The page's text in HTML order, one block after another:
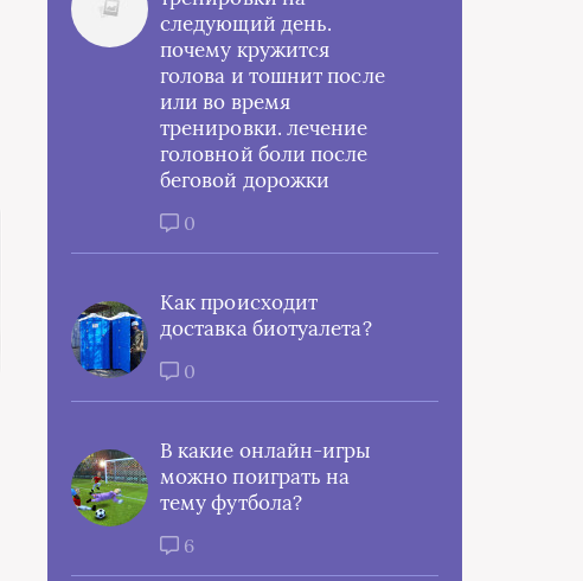
следующий день.
почему кружится
голова и тошнит после
или во время
тренировки. лечение
головной боли после
беговой дорожки
0
Как происходит
доставка биотуалета?
0
В какие онлайн-игры
можно поиграть на
тему футбола?
6